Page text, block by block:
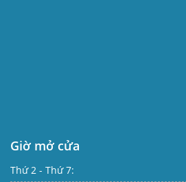
Giờ mở cửa
Thứ 2 - Thứ 7: